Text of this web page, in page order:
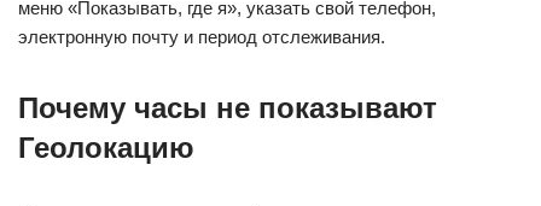
меню «Показывать, где я», указать свой телефон,
электронную почту и период отслеживания.
Почему часы не показывают
Геолокацию